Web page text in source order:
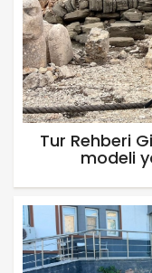
Tur Rehberi
modeli